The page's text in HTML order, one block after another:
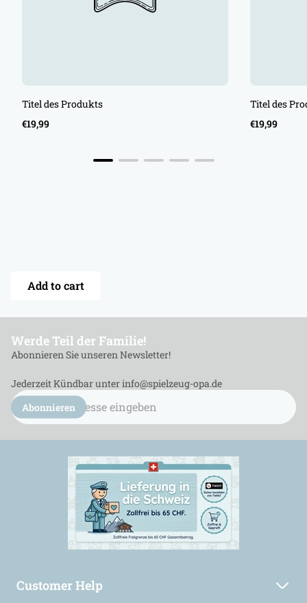
Titel des Produkts
Regulärer
Preis
€19,99
Titel des
Regulärer
Preis
€19,99
Add to cart
Werde Teil der Familie!
Abonnieren Sie unseren Newsletter!
Jederzeit Kündbar unter info@spielzeug-opa.de
E-
Mail
Adresse
Abonnieren
Customer Help